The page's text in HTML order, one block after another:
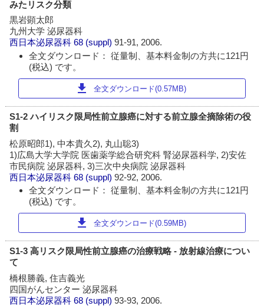
みたリスク分類
黒岩顕太郎
九州大学 泌尿器科
西日本泌尿器科 68 (suppl)91-91, 2006.
全文ダウンロード： 従量制、基本料金制の方共に121円
(税込) です。
download 全文ダウンロード(0.57MB)
S1-2 ハイリスク限局性前立腺癌に対する前立腺全摘除術の役
割
松原昭郎1), 中本貴久2), 丸山聡3)
1)広島大学大学院 医歯薬学総合研究科 腎泌尿器科学, 2)安佐
市民病院 泌尿器科, 3)三次中央病院 泌尿器科
西日本泌尿器科 68 (suppl)92-92, 2006.
全文ダウンロード： 従量制、基本料金制の方共に121円
(税込) です。
download 全文ダウンロード(0.59MB)
S1-3 高リスク限局性前立腺癌の治療戦略 - 放射線治療につい
て
橋根勝義, 住吉義光
四国がんセンター 泌尿器科
西日本泌尿器科 68 (suppl)93-93, 2006.